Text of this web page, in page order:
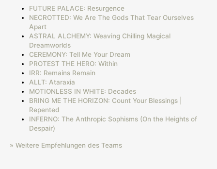
FUTURE PALACE: Resurgence
NECROTTED: We Are The Gods That Tear Ourselves
Apart
ASTRAL ALCHEMY: Weaving Chilling Magical
Dreamworlds
CEREMONY: Tell Me Your Dream
PROTEST THE HERO: Within
IRR: Remains Remain
ALLT: Ataraxia
MOTIONLESS IN WHITE: Decades
BRING ME THE HORIZON: Count Your Blessings |
Repented
INFERNO: The Anthropic Sophisms (On the Heights of
Despair)
» Weitere Empfehlungen des Teams